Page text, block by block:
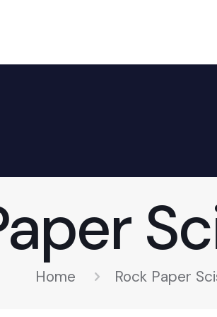
Home Rock Paper